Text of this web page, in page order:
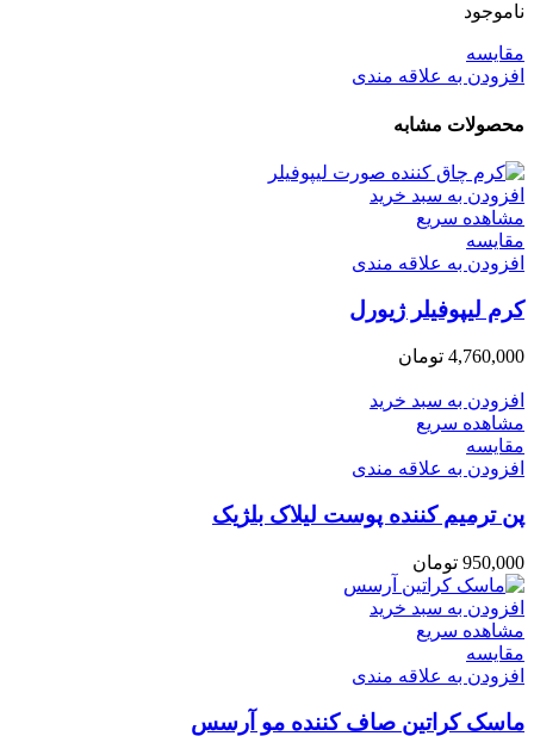
ناموجود
مقایسه
افزودن به علاقه مندی
محصولات مشابه
افزودن به سبد خرید
مشاهده سریع
مقایسه
افزودن به علاقه مندی
کرم لیپوفیلر ژیورل
4,760,000 تومان
افزودن به سبد خرید
مشاهده سریع
مقایسه
افزودن به علاقه مندی
پن ترمیم کننده پوست لیلاک بلژیک
950,000 تومان
افزودن به سبد خرید
مشاهده سریع
مقایسه
افزودن به علاقه مندی
ماسک کراتین صاف کننده مو آرسس